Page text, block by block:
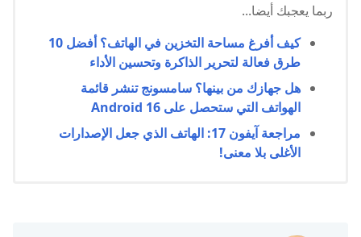
ربما يعجبك أيضا...
كيف أفرغ مساحة التخزين في الهاتف؟ أفضل 10
طرق فعالة لتحرير الذاكرة وتحسين الأداء
هل جهازك من بينها؟ سامسونج تنشر قائمة
الهواتف التي ستحصل على Android 16
مراجعة آيفون 17: الهاتف الذي جعل الإصدارات
الأغلى بلا معنى!